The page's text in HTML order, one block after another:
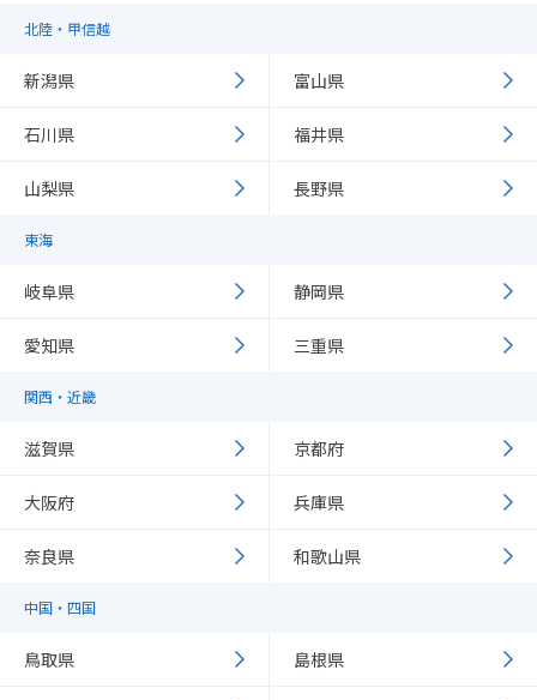
北陸・甲信越
新潟県 富山県
石川県 福井県
山梨県 長野県
東海
岐阜県 静岡県
愛知県 三重県
関西・近畿
滋賀県 京都府
大阪府 兵庫県
奈良県 和歌山県
中国・四国
鳥取県 島根県